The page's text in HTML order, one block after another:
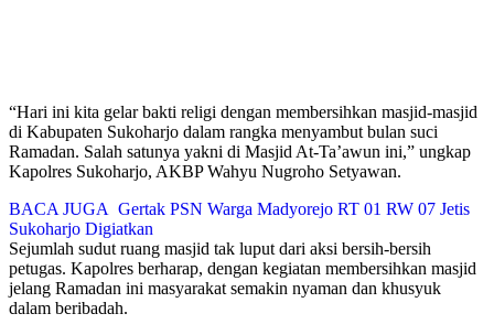
“Hari ini kita gelar bakti religi dengan membersihkan masjid-masjid
di Kabupaten Sukoharjo dalam rangka menyambut bulan suci
Ramadan. Salah satunya yakni di Masjid At-Ta’awun ini,” ungkap
Kapolres Sukoharjo, AKBP Wahyu Nugroho Setyawan.
BACA JUGA Gertak PSN Warga Madyorejo RT 01 RW 07 Jetis
Sukoharjo Digiatkan
Sejumlah sudut ruang masjid tak luput dari aksi bersih-bersih
petugas. Kapolres berharap, dengan kegiatan membersihkan masjid
jelang Ramadan ini masyarakat semakin nyaman dan khusyuk
dalam beribadah.